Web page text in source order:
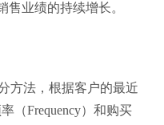
业绩的持续增长。
方法，根据客户的最近
（Frequency）和购买